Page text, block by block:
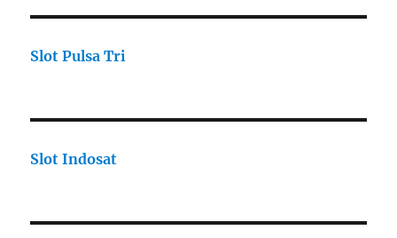
Slot Pulsa Tri
Slot Indosat